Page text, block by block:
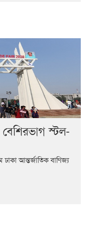
স্টল-
আন্তর্জাতিক বাণিজ্য